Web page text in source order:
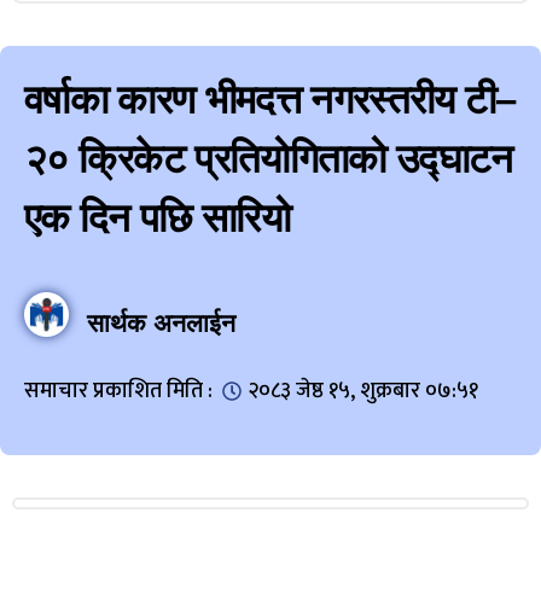
वर्षाका कारण भीमदत्त नगरस्तरीय टी–
२० क्रिकेट प्रतियोगिताको उद्घाटन
एक दिन पछि सारियो
सार्थक अनलाईन
समाचार प्रकाशित मिति : २०८३ जेष्ठ १५, शुक्रबार ०७:५१